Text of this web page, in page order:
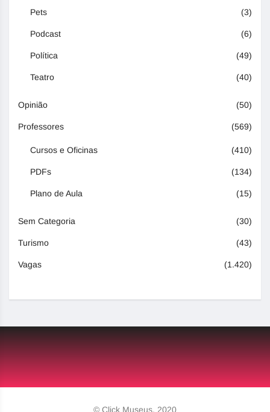
Pets (3)
Podcast (6)
Política (49)
Teatro (40)
Opinião (50)
Professores (569)
Cursos e Oficinas (410)
PDFs (134)
Plano de Aula (15)
Sem Categoria (30)
Turismo (43)
Vagas (1.420)
© Click Museus, 2020